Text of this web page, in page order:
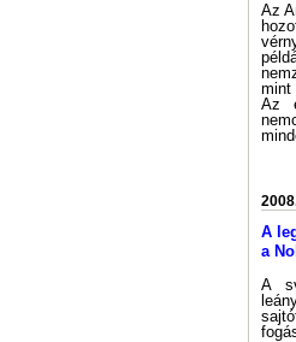
Az
mint
Az
A
a
A